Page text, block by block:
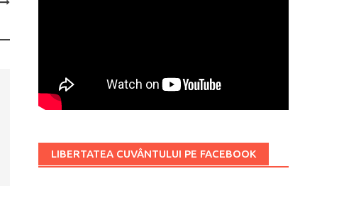
LIBERTATEA CUVÂNTULUI PE FACEBOOK